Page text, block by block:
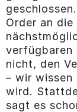
Order an
verfügbaren
nicht, den
– wir wissen
wird.
sagt es